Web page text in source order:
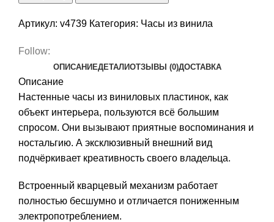
Артикул: v4739 Категория: Часы из винила
Follow:
ОПИСАНИЕДЕТАЛИОТЗЫВЫ (0)ДОСТАВКА
Описание
Настенные часы из виниловых пластинок, как
объект интерьера, пользуются всё большим
спросом. Они вызывают приятные воспоминания и
ностальгию. А эксклюзивный внешний вид
подчёркивает креативность своего владельца.
Встроенный кварцевый механизм работает
полностью бесшумно и отличается пониженным
электропотреблением.